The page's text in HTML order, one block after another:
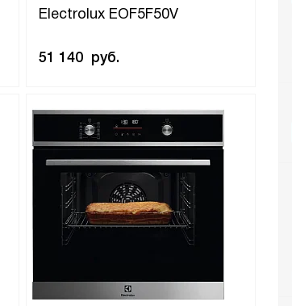
Electrolux EOF5F50V
51 140 руб.